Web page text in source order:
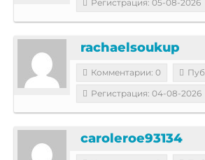
Регистрация: 05-08-2026
rachaelsoukup
Комментарии: 0
Регистрация: 04-08-2026
caroleroe93134